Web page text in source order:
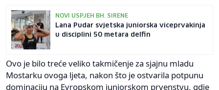
NOVI USPJEH BH. SIRENE
Lana Pudar svjetska juniorska viceprvakinja
u disciplini 50 metara delfin
Ovo je bilo treće veliko takmičenje za sjajnu mladu
Mostarku ovoga ljeta, nakon što je ostvarila potpunu
dominaciju na Evropskom juniorskom prvenstvu, gdje